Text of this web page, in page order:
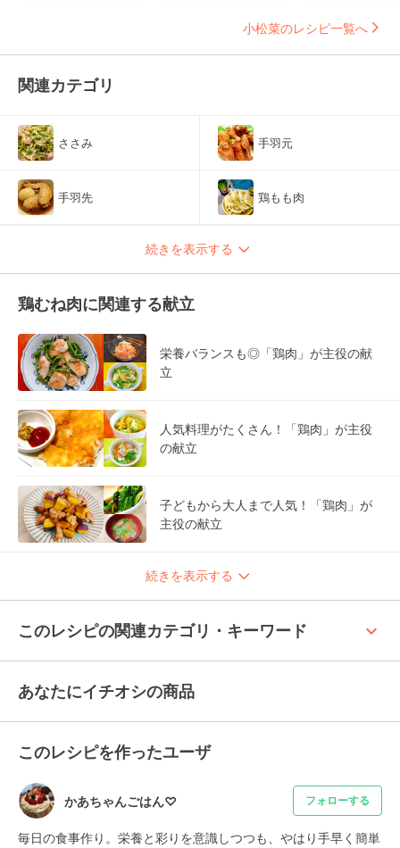
小松菜のレシピ一覧へ
関連カテゴリ
ささみ 手羽元
手羽先 鶏もも肉
続きを表示する
鶏むね肉に関連する献立
栄養バランスも◎「鶏肉」が主役の献
立
人気料理がたくさん！「鶏肉」が主役
の献立
子どもから大人まで人気！「鶏肉」が
主役の献立
続きを表示する
このレシピの関連カテゴリ・キーワード keyboard_arrow_up
あなたにイチオシの商品
このレシピを作ったユーザ
かあちゃんごはん♡ フォローする
毎日の食事作り。栄養と彩りを意識しつつも、やはり手早く簡単